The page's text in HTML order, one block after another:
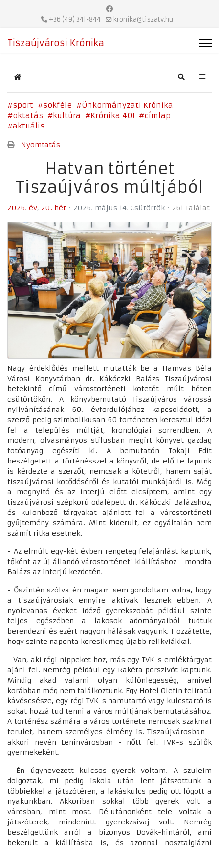
+36 (49) 341-844 kronika@tiszatv.hu
Tiszaújvárosi Krónika
Home Search
sport sokféle
Önkormányzati Krónika
oktatás
kultúra Krónika 40!
címlap
aktuális
Nyomtatás
Hatvan történet
Tiszaújváros múltjából
2026. év 20. hét 2026. május 14. Csütörtök 261 Találat
Nagy érdeklődés mellett mutatták be a Hamvas Béla
Városi Könyvtárban dr. Kákóczki Balázs Tiszaújvárosi
betekintő című várostörténeti kötetét múlt héten
csütörtökön. A könyvbemutató Tiszaújváros várossá
nyilvánításának 60. évfordulójához kapcsolódott, a
szerző pedig szimbolikusan 60 történeten keresztül idézi
fel a település múltját, kronológiai sorrendben. A
modern, olvasmányos stílusban megírt könyvet gazdag
fotóanyag egészíti ki. A bemutatón Tokaji Edit
beszélgetett a történésszel a könyvről, de előtte lapunk
is kérdezte a szerzőt, nemcsak a kötetről, hanem saját
tiszaújvárosi kötődéséről és kutatói munkájáról is. Még
a megnyitó és az interjú előtt elcsíptem, amint egy
tiszaújvárosi szépkorú odalépett dr. Kákóczki Balázshoz,
és különböző tárgyakat ajánlott fel a várostörténeti
gyűjtemény számára. Mint kiderült, ez egyáltalán nem
számít ritka esetnek.
- Az elmúlt egy-két évben rengeteg felajánlást kaptunk,
főként az új állandó várostörténeti kiállításhoz - mondta
Balázs az interjú kezdetén.
- Őszintén szólva én magam sem gondoltam volna, hogy
a tiszaújvárosiak ennyire aktívak lesznek ebben. A
nyolcvanas éveket idéző gyerekszobát például szinte
teljes egészében a lakosok adományaiból tudtuk
berendezni és ezért nagyon hálásak vagyunk. Hozzátette,
hogy szinte naponta keresik meg újabb relikviákkal.
- Van, aki régi nippeket hoz, más egy TVK-s emléktárgyat
ajánl fel. Nemrég például egy Rakéta porszívót kaptunk.
Mindig akad valami olyan különlegesség, amivel
korábban még nem találkoztunk. Egy Hotel Olefin feliratú
kávéscsésze, egy régi TVK-s hamutartó vagy kulcstartó is
sokat hozzá tud tenni a város múltjának bemutatásához.
A történész számára a város története nemcsak szakmai
terület, hanem személyes élmény is. Tiszaújvárosban -
akkori nevén Leninvárosban - nőtt fel, TVK-s szülők
gyermekeként.
- Én úgynevezett kulcsos gyerek voltam. A szüleim
dolgoztak, mi pedig iskola után lent játszottunk a
többiekkel a játszótéren, a lakáskulcs pedig ott lógott a
nyakunkban. Akkoriban sokkal több gyerek volt a
városban, mint most. Délutánonként tele voltak a
játszóterek, mindenütt gyerekzsivaj volt. Nemrég
beszélgettünk arról a bizonyos Dovák-hintáról, ami
bekerült a kiállításba is, és azonnal nosztalgiázni